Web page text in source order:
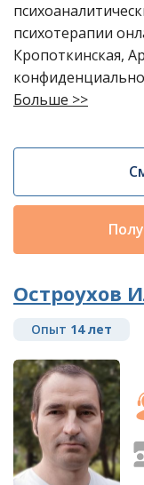
психотерапии
Кропоткинская,
Больше >>
Остроухов
Опыт 14 лет